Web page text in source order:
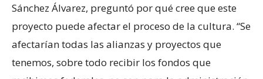
Sánchez Álvarez, preguntó por qué cree que este
proyecto puede afectar el proceso de la cultura. “Se
afectarían todas las alianzas y proyectos que
tenemos, sobre todo recibir los fondos que